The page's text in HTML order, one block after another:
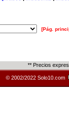
[Pág.
** Precios
© 2002/2022 Solo10.com